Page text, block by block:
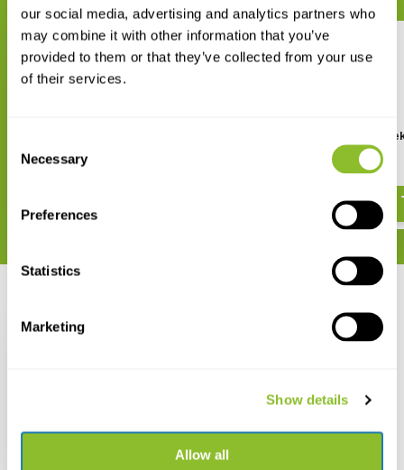
our social media, advertising and analytics partners who
may combine it with other information that you’ve
provided to them or that they’ve collected from your use
of their services.
Selection
Necessary
Preferences
Statistics
Marketing
Show details
Allow all
Sarstedt Potje met
100ml (5 stuks)
€ 2,12
schroefdeksel - rood